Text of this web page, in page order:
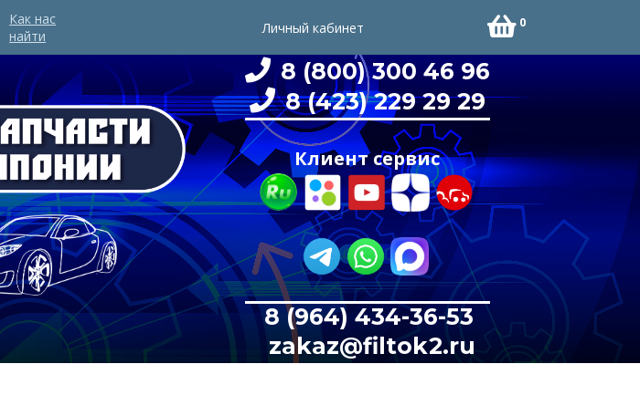
Как нас
найти
Личный кабинет 0
8 (800) 300 46 96
8 (423) 229 29 29
Клиент сервис
8 (964) 434-36-53
zakaz@filtok2.ru